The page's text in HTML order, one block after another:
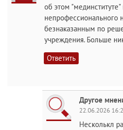
об этом
непрофессионального
безнаказанным по
учреждения. Больше
Ответить
Другое
22.06.2026
Несколькл